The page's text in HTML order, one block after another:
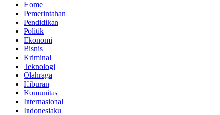
Home
Pemerintahan
Pendidikan
Politik
Ekonomi
Bisnis
Kriminal
Teknologi
Olahraga
Hiburan
Komunitas
Internasional
Indonesiaku